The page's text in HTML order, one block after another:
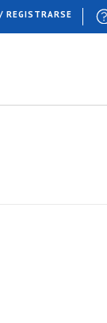
REGISTRARSE